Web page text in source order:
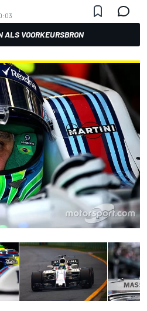
ALS VOORKEURSBRON